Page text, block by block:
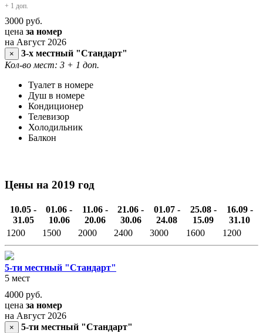
+ 1 доп.
3000 руб.
цена за номер
на Август 2026
×
3-х местный "Стандарт"
Кол-во мест: 3 + 1 доп.
Туалет в номере
Душ в номере
Кондиционер
Телевизор
Холодильник
Балкон
Цены на 2019 год
10.05 -
31.05
01.06 -
10.06
11.06 -
20.06
21.06 -
30.06
01.07 -
24.08
25.08 -
15.09
16.09 -
31.10
1200
1500 2000 2400 3000 1600 1200
5-ти местный "Стандарт"
5 мест
4000 руб.
цена за номер
на Август 2026
×
5-ти местный "Стандарт"